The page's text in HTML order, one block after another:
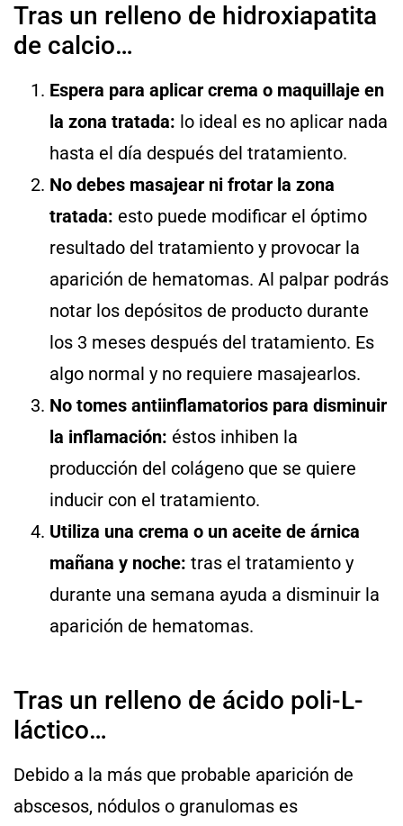
Tras un relleno de hidroxiapatita
de calcio…
Espera para aplicar crema o maquillaje en
la zona tratada: lo ideal es no aplicar nada
hasta el día después del tratamiento.
No debes masajear ni frotar la zona
tratada: esto puede modificar el óptimo
resultado del tratamiento y provocar la
aparición de hematomas. Al palpar podrás
notar los depósitos de producto durante
los 3 meses después del tratamiento. Es
algo normal y no requiere masajearlos.
No tomes antiinflamatorios para disminuir
la inflamación: éstos inhiben la
producción del colágeno que se quiere
inducir con el tratamiento.
Utiliza una crema o un aceite de árnica
mañana y noche: tras el tratamiento y
durante una semana ayuda a disminuir la
aparición de hematomas.
Tras un relleno de ácido poli-L-
láctico…
Debido a la más que probable aparición de
abscesos, nódulos o granulomas es